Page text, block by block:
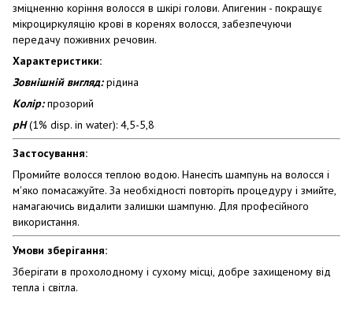
зміцненню коріння волосся в шкірі голови. Апигенин - покращує
мікроциркуляцію крові в коренях волосся, забезпечуючи
передачу поживних речовин.
Характеристики:
Зовнішній вигляд:рідина
Колір:прозорий
pH(1% disp. in water): 4,5-5,8
Застосування:
Промийте волосся теплою водою. Нанесіть шампунь на волосся і
м'яко помасажуйте. За необхідності повторіть процедуру і змийте,
намагаючись видалити залишки шампуню. Для професійного
використання.
Умови зберігання:
Зберігати в прохолодному і сухому місці, добре захищеному від
тепла і світла.